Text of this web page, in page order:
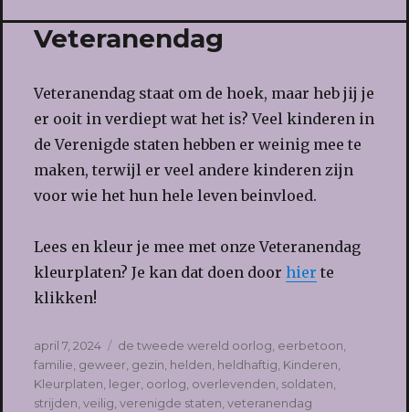
Veteranendag
Veteranendag staat om de hoek, maar heb jij je
er ooit in verdiept wat het is? Veel kinderen in
de Verenigde staten hebben er weinig mee te
maken, terwijl er veel andere kinderen zijn
voor wie het hun hele leven beinvloed.
Lees en kleur je mee met onze Veteranendag
kleurplaten? Je kan dat doen door hier te
klikken!
Geplaatst
op
april 7, 2024 Tags
de tweede wereld oorlog eerbetoon
familie geweer, gezin helden heldhaftig Kinderen
Kleurplaten leger, oorlog overlevenden soldaten
strijden veilig verenigde staten veteranendag